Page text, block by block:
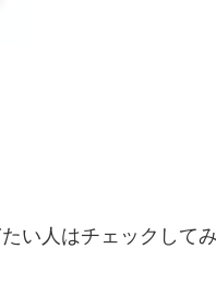
い人はチェックして